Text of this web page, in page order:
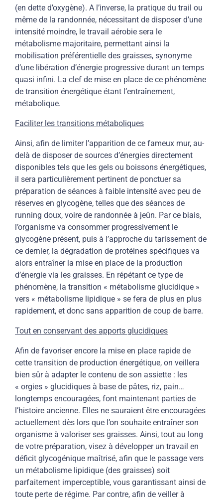
(en dette d’oxygène). A l’inverse, la pratique du trail ou
même de la randonnée, nécessitant de disposer d’une
intensité moindre, le travail aérobie sera le
métabolisme majoritaire, permettant ainsi la
mobilisation préférentielle des graisses, synonyme
d’une libération d’énergie progressive durant un temps
quasi infini. La clef de mise en place de ce phénomène
de transition énergétique étant l’entraînement,
métabolique.
Faciliter les transitions métaboliques
Ainsi, afin de limiter l’apparition de ce fameux mur, au-
delà de disposer de sources d’énergies directement
disponibles tels que les gels ou boissons énergétiques,
il sera particulièrement pertinent de ponctuer sa
préparation de séances à faible intensité avec peu de
réserves en glycogène, telles que des séances de
running doux, voire de randonnée à jeûn. Par ce biais,
l’organisme va consommer progressivement le
glycogène présent, puis à l’approche du tarissement de
ce dernier, la dégradation de protéines spécifiques va
alors entraîner la mise en place de la production
d’énergie via les graisses. En répétant ce type de
phénomène, la transition « métabolisme glucidique »
vers « métabolisme lipidique » se fera de plus en plus
rapidement, et donc sans apparition de coup de barre.
Tout en conservant des apports glucidiques
Afin de favoriser encore la mise en place rapide de
cette transition de production énergétique, on veillera
bien sûr à adapter le contenu de son assiette : les
« orgies » glucidiques à base de pâtes, riz, pain…
longtemps encouragées, font maintenant parties de
l’histoire ancienne. Elles ne sauraient être encouragées
actuellement dès lors que l’on souhaite entraîner son
organisme à valoriser ses graisses. Ainsi, tout au long
de votre préparation, visez à développer un travail en
déficit glycogénique maîtrisé, afin que le passage vers
un métabolisme lipidique (des graisses) soit
parfaitement imperceptible, vous garantissant ainsi de
toute perte de régime. Par contre, afin de veiller à